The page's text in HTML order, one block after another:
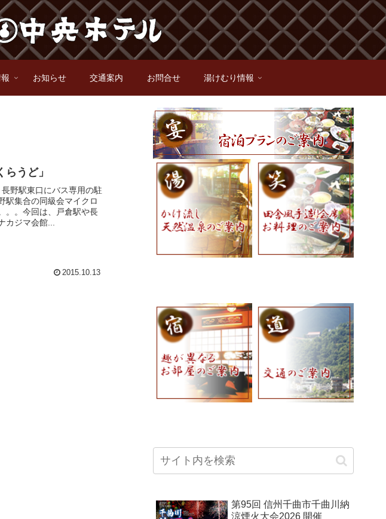
お知らせ 交通案内 お問合せ 湯けむり情報
うど」
野駅東口にバス専用の駐
駅集合の同級会マイクロ
。。今回は、戸倉駅や長
カジマ会館...
2015.10.13
第95回 信州千曲市千曲川納
涼煙火大会2026 開催